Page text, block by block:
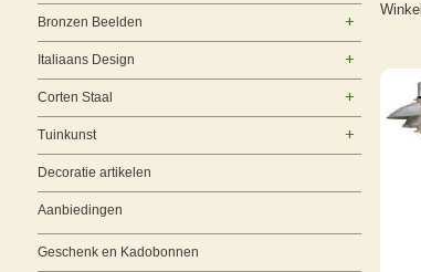
Winkel
Bronzen Beelden
Italiaans Design
Corten Staal
Tuinkunst
Decoratie artikelen
Aanbiedingen
Geschenk en Kadobonnen